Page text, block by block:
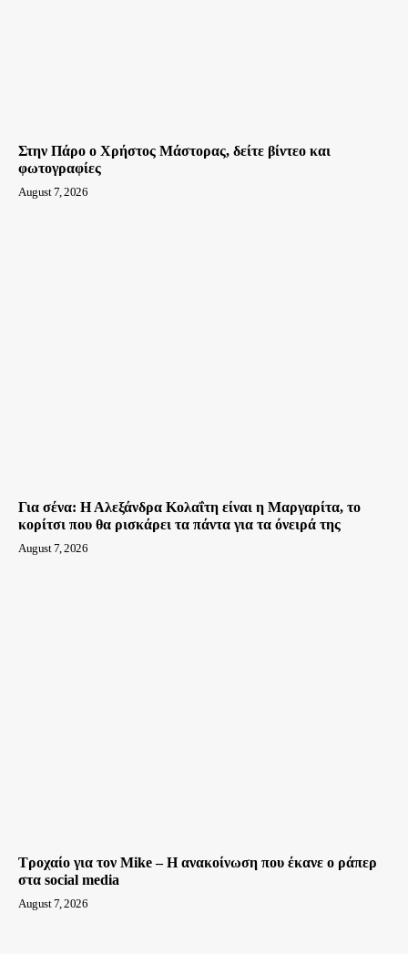
Στην Πάρο ο Χρήστος Μάστορας, δείτε βίντεο και
φωτογραφίες
August 7, 2026
Για σένα: Η Αλεξάνδρα Κολαΐτη είναι η Μαργαρίτα, το
κορίτσι που θα ρισκάρει τα πάντα για τα όνειρά της
August 7, 2026
Τροχαίο για τον Mike – Η ανακοίνωση που έκανε ο ράπερ
στα social media
August 7, 2026